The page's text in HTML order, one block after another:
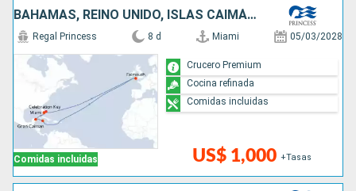
BAHAMAS, REINO UNIDO, ISLAS CAIMÁN, MÉXICO, ESTADOS UNIDOS
Comidas incluidas
Regal Princess 8 d Miami 05/03/2028
US$ 1,000 +Tasas
Crucero Premium
Cocina refinada
Comidas incluidas